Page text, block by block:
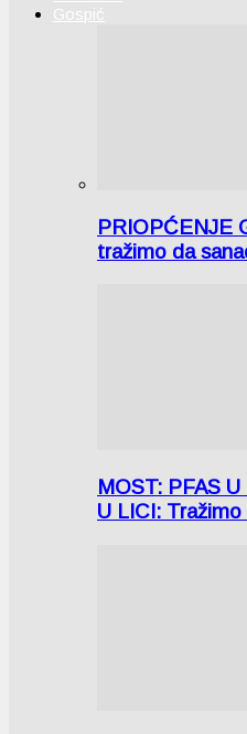
Gospić
PRIOPĆENJE
tražimo da
MOST: PFAS
U LICI: